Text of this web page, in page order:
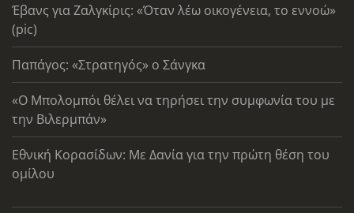
Έβανς για Ζαλγκίρις: «Όταν λέω οικογένεια, το εννοώ»
(pic)
Παπάγος: «Στρατηγός» ο Σάνγκα
«Ο Μπολομπόι θέλει να τηρήσει την συμφωνία του με
την Βιλερμπάν»
Εθνική Κορασίδων: Με Δανία για την πρώτη θέση του
ομίλου